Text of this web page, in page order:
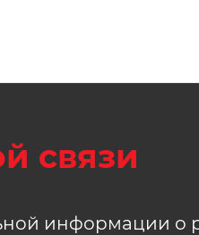
связи
информации о